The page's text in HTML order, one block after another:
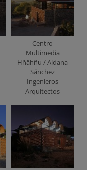
Centro
Multimedia
Hñähñu / Aldana
Sánchez
Ingenieros
Arquitectos